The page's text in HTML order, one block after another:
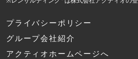
プライバシーポリシー
グループ会社紹介
アクティオホームページへ